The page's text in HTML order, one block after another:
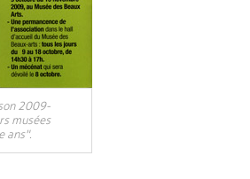
2009-
musées
ans".